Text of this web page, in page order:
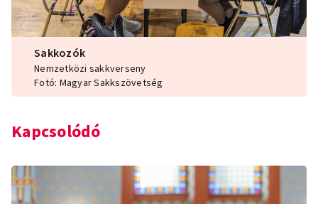
Sakkozók
Nemzetközi sakkverseny
Fotó: Magyar Sakkszövetség
Kapcsolódó